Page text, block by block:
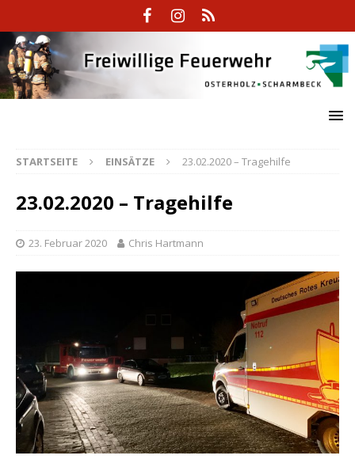
STARTSEITE EINSÄTZE 23.02.2020 – Tragehilfe
23.02.2020 – Tragehilfe
23. Februar 2020 Chris Hartmann